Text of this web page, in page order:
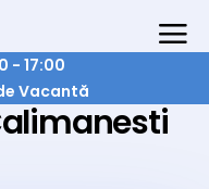
- 17:00
Vacantă